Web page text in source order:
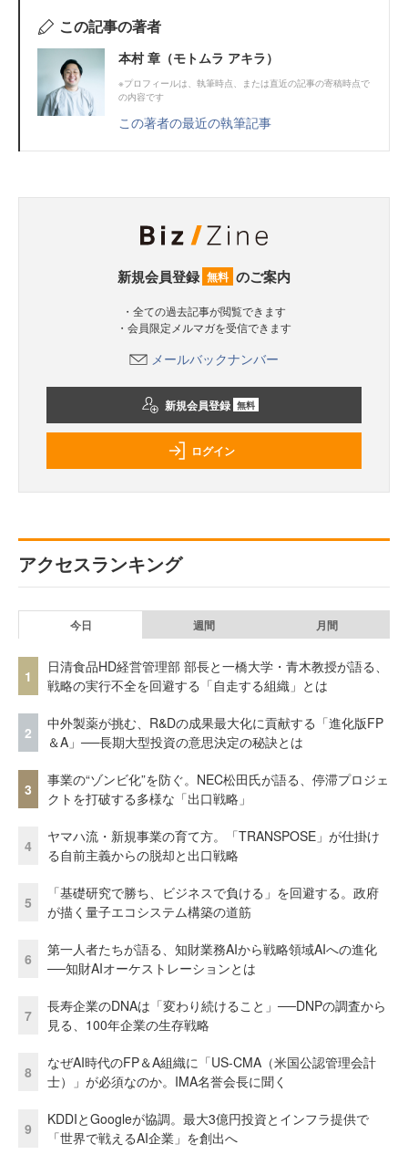
この記事の著者
本村 章（モトムラ アキラ）
※プロフィールは、執筆時点、または直近の記事の寄稿時点で
の内容です
この著者の最近の執筆記事
新規会員登録 無料 のご案内
・全ての過去記事が閲覧できます
・会員限定メルマガを受信できます
メールバックナンバー
新規会員登録 無料
ログイン
アクセスランキング
今日 週間 月間
1
日清食品HD経営管理部 部長と一橋大学・青木教授が語る、
戦略の実行不全を回避する「自走する組織」とは
2
中外製薬が挑む、R&Dの成果最大化に貢献する「進化版FP
＆A」──長期大型投資の意思決定の秘訣とは
3
事業の“ゾンビ化”を防ぐ。NEC松田氏が語る、停滞プロジェ
クトを打破する多様な「出口戦略」
4
ヤマハ流・新規事業の育て方。「TRANSPOSE」が仕掛け
る自前主義からの脱却と出口戦略
5
「基礎研究で勝ち、ビジネスで負ける」を回避する。政府
が描く量子エコシステム構築の道筋
6
第一人者たちが語る、知財業務AIから戦略領域AIへの進化
──知財AIオーケストレーションとは
7
長寿企業のDNAは「変わり続けること」──DNPの調査から
見る、100年企業の生存戦略
8
なぜAI時代のFP＆A組織に「US-CMA（米国公認管理会計
士）」が必須なのか。IMA名誉会長に聞く
9
KDDIとGoogleが協調。最大3億円投資とインフラ提供で
「世界で戦えるAI企業」を創出へ